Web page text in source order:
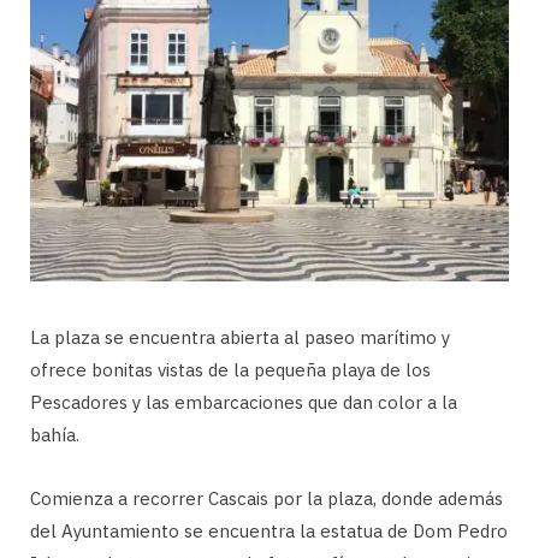
La plaza se encuentra abierta al paseo marítimo y
ofrece bonitas vistas de la pequeña playa de los
Pescadores y las embarcaciones que dan color a la
bahía.
Comienza a recorrer Cascais por la plaza, donde además
del Ayuntamiento se encuentra la estatua de Dom Pedro